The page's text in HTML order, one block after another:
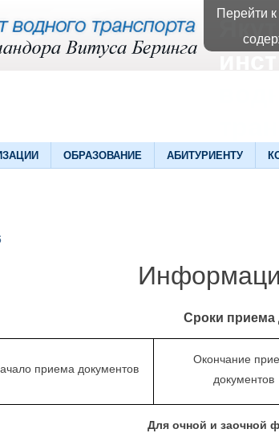
Перейти
ОБРАЗОВАНИЕ АБИТУРИЕНТУ
Сроки приема
приема документов
Окончание
документов
Для очной и заочной